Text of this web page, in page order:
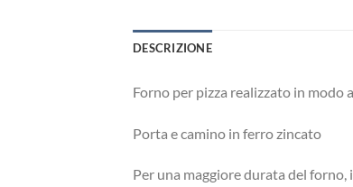
DESCRIZIONE
Forno per pizza realizzato in
Porta e camino in ferro zincato
Per una maggiore durata del